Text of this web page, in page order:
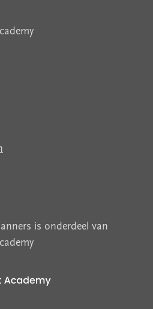
is onderdeel van